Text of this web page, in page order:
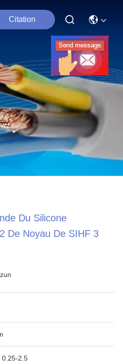
Citation
Du Silicone
De Noyau De SIHF 3
0.25-2.5